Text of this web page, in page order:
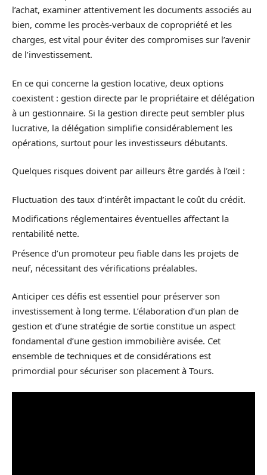
l’achat, examiner attentivement les documents associés au
bien, comme les procès-verbaux de copropriété et les
charges, est vital pour éviter des compromises sur l’avenir
de l’investissement.
En ce qui concerne la gestion locative, deux options
coexistent : gestion directe par le propriétaire et délégation
à un gestionnaire. Si la gestion directe peut sembler plus
lucrative, la délégation simplifie considérablement les
opérations, surtout pour les investisseurs débutants.
Quelques risques doivent par ailleurs être gardés à l’œil :
Fluctuation des taux d’intérêt impactant le coût du crédit.
Modifications réglementaires éventuelles affectant la
rentabilité nette.
Présence d’un promoteur peu fiable dans les projets de
neuf, nécessitant des vérifications préalables.
Anticiper ces défis est essentiel pour préserver son
investissement à long terme. L’élaboration d’un plan de
gestion et d’une stratégie de sortie constitue un aspect
fondamental d’une gestion immobilière avisée. Cet
ensemble de techniques et de considérations est
primordial pour sécuriser son placement à Tours.